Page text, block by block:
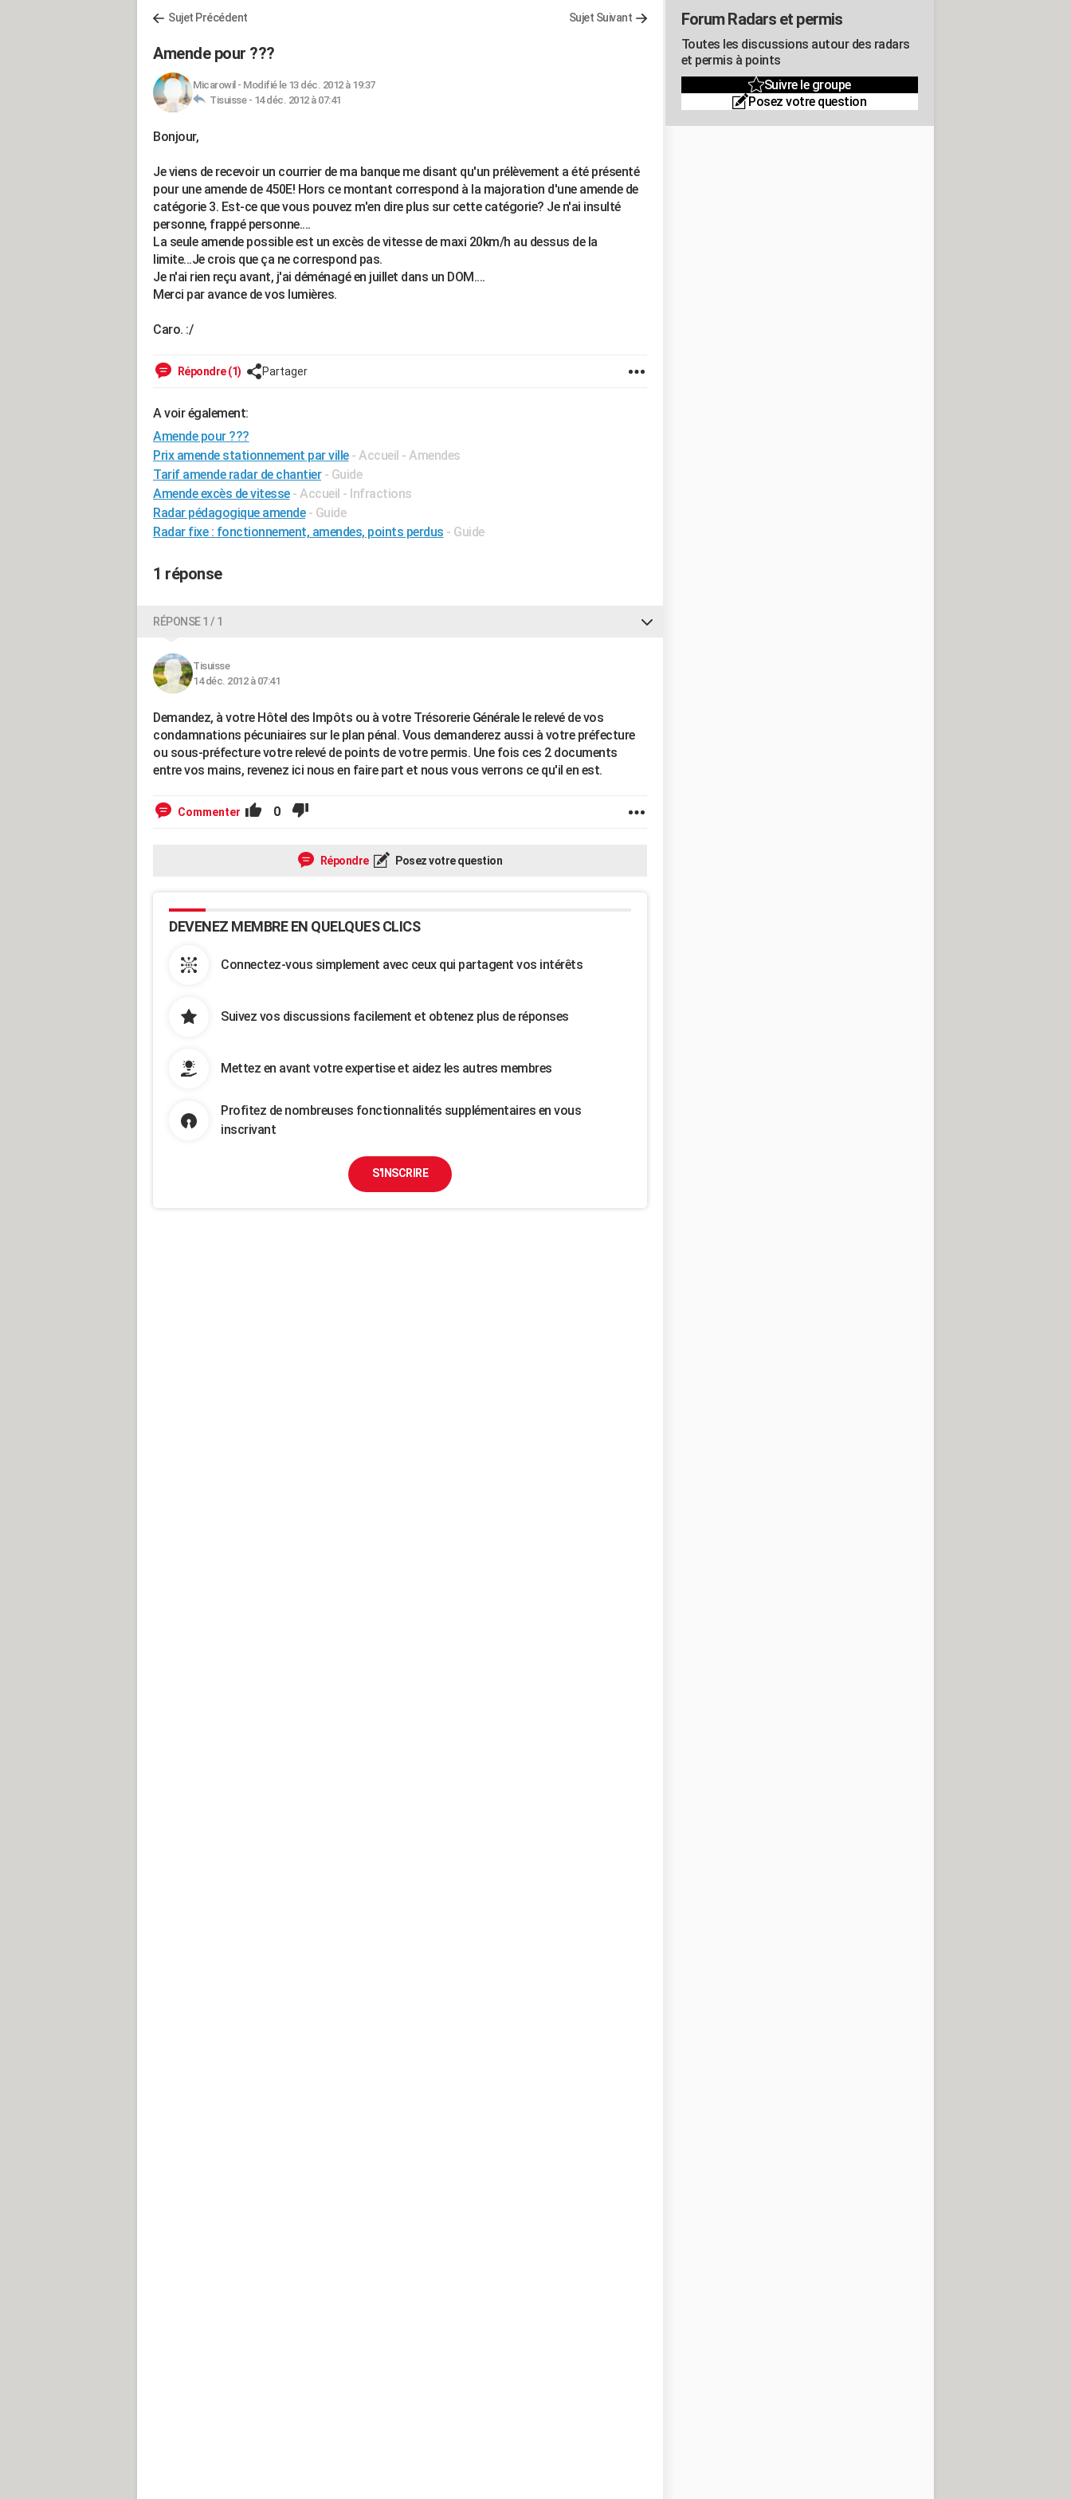
Sujet Précédent Sujet Suivant
Amende pour ???
Micarowil - Modifié le 13 déc. 2012 à 19:37
Tisuisse - 14 déc. 2012 à 07:41
Bonjour,
Je viens de recevoir un courrier de ma banque me disant qu'un prélèvement a été présenté
pour une amende de 450E! Hors ce montant correspond à la majoration d'une amende de
catégorie 3. Est-ce que vous pouvez m'en dire plus sur cette catégorie? Je n'ai insulté
personne, frappé personne....
La seule amende possible est un excès de vitesse de maxi 20km/h au dessus de la
limite...Je crois que ça ne correspond pas.
Je n'ai rien reçu avant, j'ai déménagé en juillet dans un DOM....
Merci par avance de vos lumières.
Caro. :/
Répondre (1) Partager
A voir également:
Amende pour ???
Prix amende stationnement par ville - Accueil - Amendes
Tarif amende radar de chantier - Guide
Amende excès de vitesse - Accueil - Infractions
Radar pédagogique amende - Guide
Radar fixe : fonctionnement, amendes, points perdus - Guide
1 réponse
RÉPONSE 1 / 1
Tisuisse
14 déc. 2012 à 07:41
Demandez, à votre Hôtel des Impôts ou à votre Trésorerie Générale le relevé de vos
condamnations pécuniaires sur le plan pénal. Vous demanderez aussi à votre préfecture
ou sous-préfecture votre relevé de points de votre permis. Une fois ces 2 documents
entre vos mains, revenez ici nous en faire part et nous vous verrons ce qu'il en est.
Commenter 0
Répondre Posez votre question
DEVENEZ MEMBRE EN QUELQUES CLICS
Connectez-vous simplement avec ceux qui partagent vos intérêts
Suivez vos discussions facilement et obtenez plus de réponses
Mettez en avant votre expertise et aidez les autres membres
Profitez de nombreuses fonctionnalités supplémentaires en vous
inscrivant
S'INSCRIRE
Forum Radars et permis
Toutes les discussions autour des radars
et permis à points
Suivre le groupe
Posez votre question